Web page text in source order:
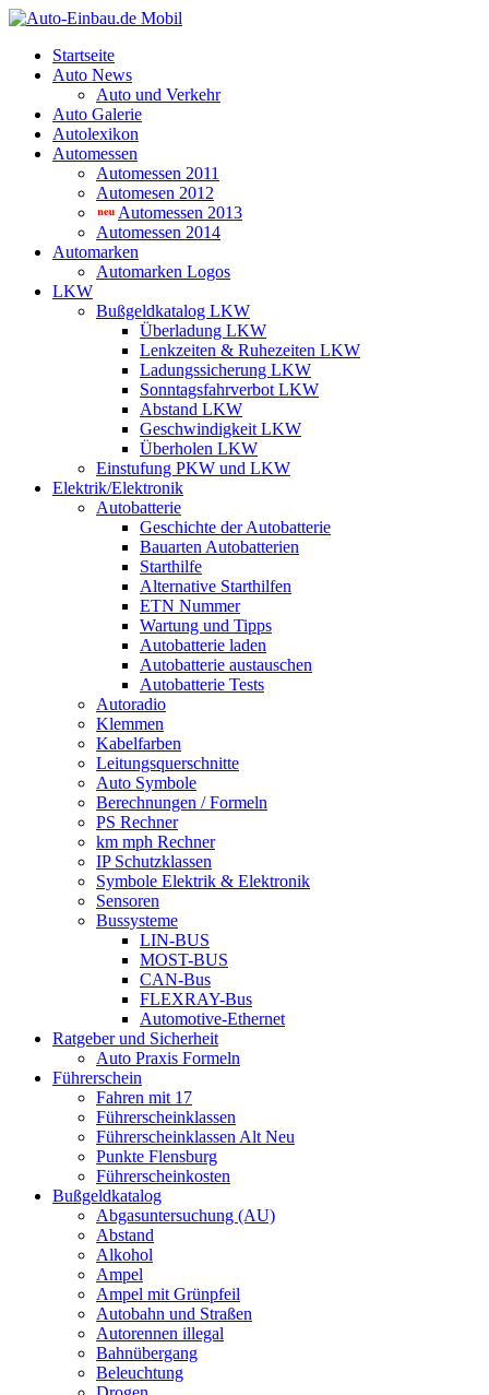
Startseite
Auto News
Auto und Verkehr
Auto Galerie
Autolexikon
Automessen
Automessen 2011
Automesen 2012
Automessen 2013
Automessen 2014
Automarken
Automarken Logos
LKW
Bußgeldkatalog LKW
Überladung LKW
Lenkzeiten & Ruhezeiten LKW
Ladungssicherung LKW
Sonntagsfahrverbot LKW
Abstand LKW
Geschwindigkeit LKW
Überholen LKW
Einstufung PKW und LKW
Elektrik/Elektronik
Autobatterie
Geschichte der Autobatterie
Bauarten Autobatterien
Starthilfe
Alternative Starthilfen
ETN Nummer
Wartung und Tipps
Autobatterie laden
Autobatterie austauschen
Autobatterie Tests
Autoradio
Klemmen
Kabelfarben
Leitungsquerschnitte
Auto Symbole
Berechnungen / Formeln
PS Rechner
km mph Rechner
IP Schutzklassen
Symbole Elektrik & Elektronik
Sensoren
Bussysteme
LIN-BUS
MOST-BUS
CAN-Bus
FLEXRAY-Bus
Automotive-Ethernet
Ratgeber und Sicherheit
Auto Praxis Formeln
Führerschein
Fahren mit 17
Führerscheinklassen
Führerscheinklassen Alt Neu
Punkte Flensburg
Führerscheinkosten
Bußgeldkatalog
Abgasuntersuchung (AU)
Abstand
Alkohol
Ampel
Ampel mit Grünpfeil
Autobahn und Straßen
Autorennen illegal
Bahnübergang
Beleuchtung